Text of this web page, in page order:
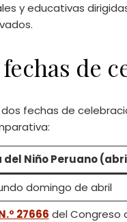
y educativas
de
fechas de
del Niño Peruano
domingo de abril
27666 del Congreso